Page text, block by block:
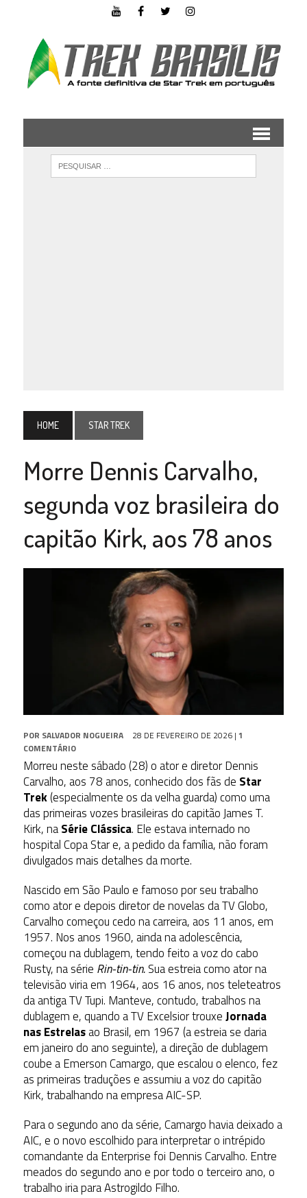
HOME STAR TREK
Morre Dennis Carvalho,
segunda voz brasileira do
capitão Kirk, aos 78 anos
POR SALVADOR NOGUEIRA 28 DE FEVEREIRO DE 2026| 1
COMENTÁRIO
Morreu neste sábado (28) o ator e diretor Dennis
Carvalho, aos 78 anos, conhecido dos fãs de Star
Trek(especialmente os da velha guarda) como uma
das primeiras vozes brasileiras do capitão James T.
Kirk, naSérie Clássica. Ele estava internado no
hospital Copa Star e, a pedido da família, não foram
divulgados mais detalhes da morte.
Nascido em São Paulo e famoso por seu trabalho
como ator e depois diretor de novelas da TV Globo,
Carvalho começou cedo na carreira, aos 11 anos, em
1957. Nos anos 1960, ainda na adolescência,
começou na dublagem, tendo feito a voz do cabo
Rusty, na série Rin-tin-tin.Sua estreia como ator na
televisão viria em 1964, aos 16 anos, nos teleteatros
da antiga TV Tupi. Manteve, contudo, trabalhos na
dublagem e, quando a TV Excelsior trouxeJornada
nas Estrelasao Brasil, em 1967 (a estreia se daria
em janeiro do ano seguinte), a direção de dublagem
coube a Emerson Camargo, que escalou o elenco, fez
as primeiras traduções e assumiu a voz do capitão
Kirk, trabalhando na empresa AIC-SP.
Para o segundo ano da série, Camargo havia deixado a
AIC, e o novo escolhido para interpretar o intrépido
comandante da Enterprise foi Dennis Carvalho. Entre
meados do segundo ano e por todo o terceiro ano, o
trabalho iria para Astrogildo Filho.